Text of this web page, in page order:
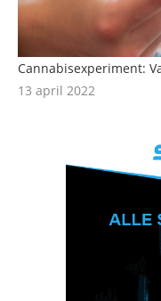
Cannabisexperiment:
13 april 2022